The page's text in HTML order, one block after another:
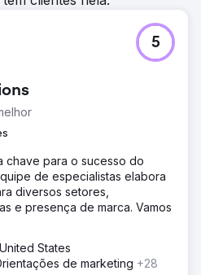
5
chave para o sucesso do
de especialistas elabora
diversos setores,
e presença de marca. Vamos
States
de marketing +28